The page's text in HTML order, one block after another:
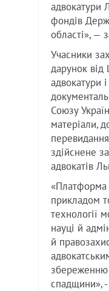
адвокатури
фондів
області», —
Учасники
дарунок від
адвокатури
Союзу
матеріали,
перевидання
здійснене
адвокатів
«Платформа
прикладом
технології
науці й
й
збереженню
спадщини»,